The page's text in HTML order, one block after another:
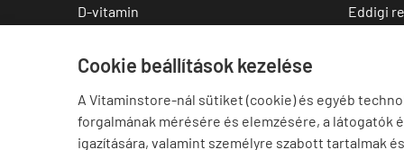
Cookie beállítások kezelése
A Vitaminstore-nál sütiket (cookie) és egyéb
forgalmának mérésére és elemzésére, a látogatók
igazítására, valamint személyre szabott tartalmak
D-vitamin
Multivitamin
Cink
Omega-3
Eddigi